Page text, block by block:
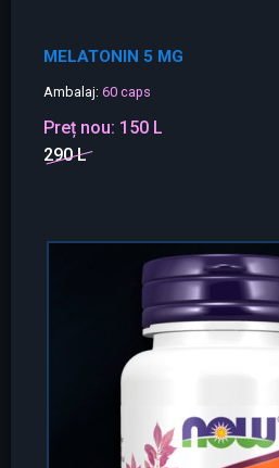
MELATONIN 5 MG
Ambalaj: 60 caps
Preț nou: 150 L
290 L